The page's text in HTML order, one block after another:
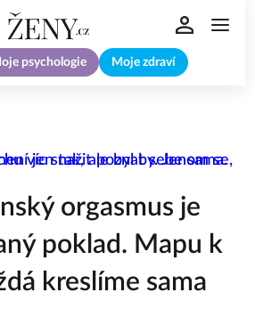
psychologie Moje zdraví
orgasmus je
poklad. Mapu k
kreslíme sama